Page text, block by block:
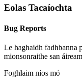
Eolas Tacaíochta
Bug Reports
Le haghaidh fadhbanna
mionsonraithe san
Foghlaim níos mó